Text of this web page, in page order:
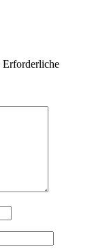
Erforderliche